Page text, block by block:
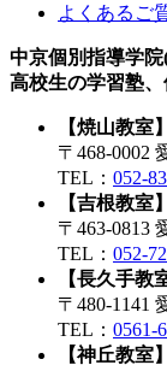
よくあるご
中京個別指導学
高校生の学習塾
【焼山教室】
〒468-0002
TEL： 052-
【吉根教室】
〒463-0813
TEL： 052-
【長久手教
〒480-1141
TEL： 0561-
【神丘教室】